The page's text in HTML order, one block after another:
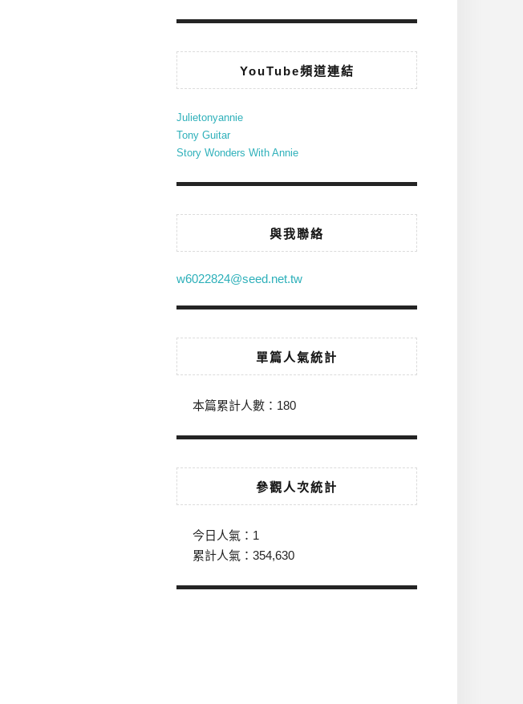
YouTube頻道連結
Julietonyannie
Tony Guitar
Story Wonders With Annie
與我聯絡
w6022824@seed.net.tw
單篇人氣統計
本篇累計人數： 180
參觀人次統計
今日人氣： 1
累計人氣： 354,630